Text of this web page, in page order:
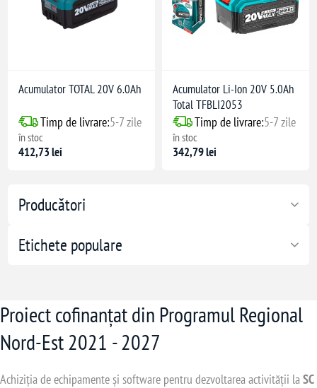
Producători
Etichete populare
Acumulator TOTAL 20V 6.0Ah
Timp de livrare:5-7 zile
în stoc
412,73 lei
Acumulator Li-Ion 20V 5.0Ah
Total TFBLI2053
Timp de livrare:5-7 zile
în stoc
342,79 lei
Proiect cofinanțat din Programul Regional
Nord-Est 2021 - 2027
Achiziția de echipamente și software pentru dezvoltarea activității la SC